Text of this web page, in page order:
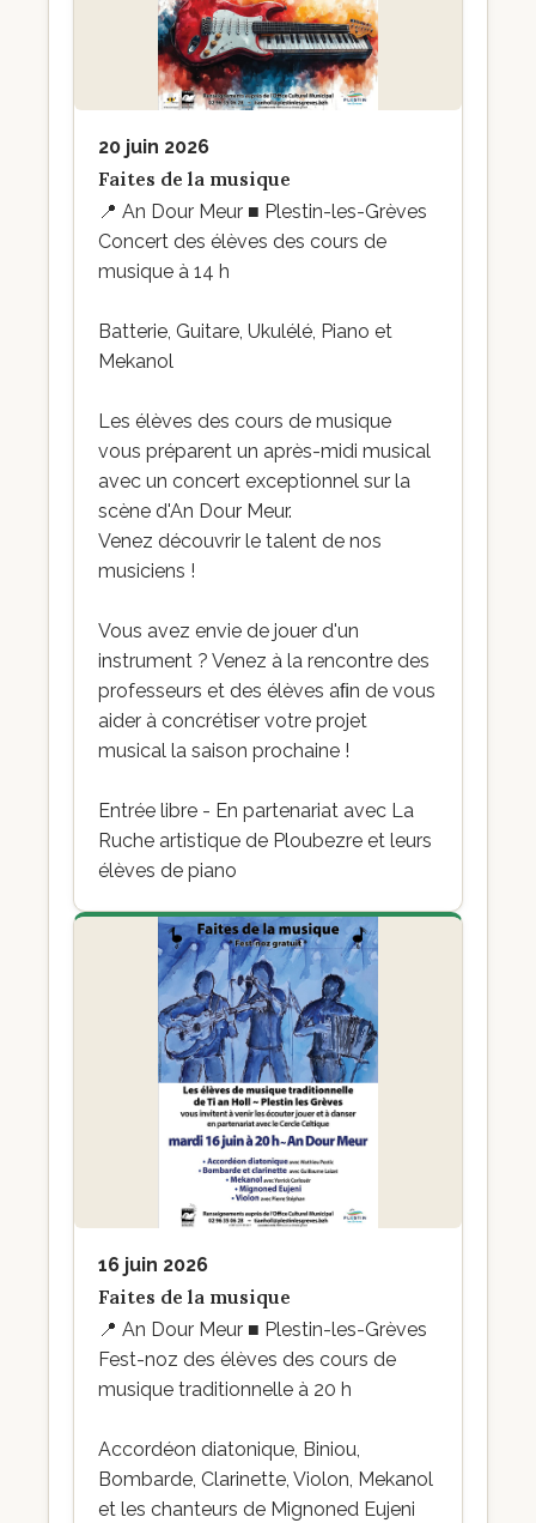
20 juin 2026
Faites de la musique
📍 An Dour Meur ■ Plestin-les-Grèves
Concert des élèves des cours de
musique à 14 h
Batterie, Guitare, Ukulélé, Piano et
Mekanol
Les élèves des cours de musique
vous préparent un après-midi musical
avec un concert exceptionnel sur la
scène d'An Dour Meur.
Venez découvrir le talent de nos
musiciens !
Vous avez envie de jouer d'un
instrument ? Venez à la rencontre des
professeurs et des élèves aﬁn de vous
aider à concrétiser votre projet
musical la saison prochaine !
Entrée libre - En partenariat avec La
Ruche artistique de Ploubezre et leurs
élèves de piano
16 juin 2026
Faites de la musique
📍 An Dour Meur ■ Plestin-les-Grèves
Fest-noz des élèves des cours de
musique traditionnelle à 20 h
Accordéon diatonique, Biniou,
Bombarde, Clarinette, Violon, Mekanol
et les chanteurs de Mignoned Eujeni